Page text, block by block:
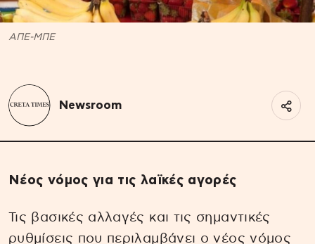
ΑΠΕ-ΜΠΕ
Newsroom
Νέος νόμος για τις λαϊκές αγορές
Τις βασικές αλλαγές και τις σημαντικές
ρυθμίσεις που περιλαμβάνει ο νέος νόμος